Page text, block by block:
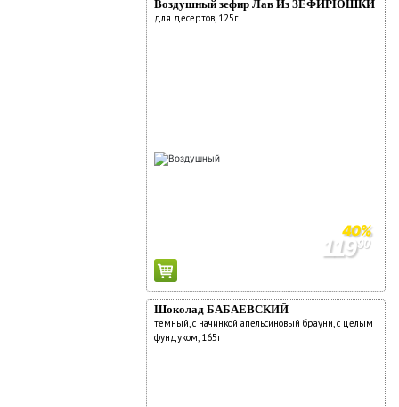
Воздушный зефир Лав Из ЗЕФИРЮШКИ
для десертов, 125г
40%
11990
Шоколад БАБАЕВСКИЙ
темный, с начинкой апельсиновый брауни, с целым
фундуком, 165г